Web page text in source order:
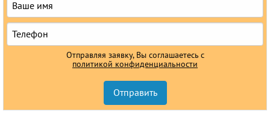
Отправляя заявку, Вы соглашаетесь с
политикой конфиденциальности